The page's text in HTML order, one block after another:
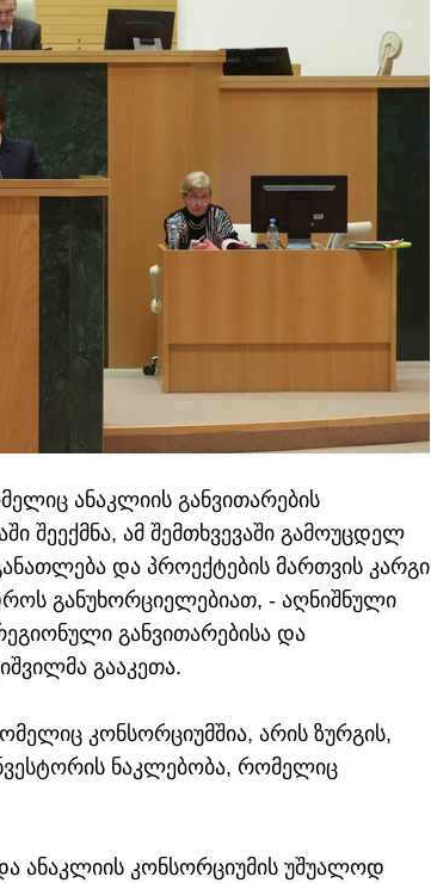
ანაკლიის განვითარების
შეექმნა, ამ შემთხვევაში გამოუცდელ
და პროექტების მართვის კარგი
განუხორციელებიათ, - აღნიშნული
განვითარებისა და
გააკეთა.
კონსორციუმშია, არის ზურგის,
ნაკლებობა, რომელიც
ანაკლიის კონსორციუმის უშუალოდ